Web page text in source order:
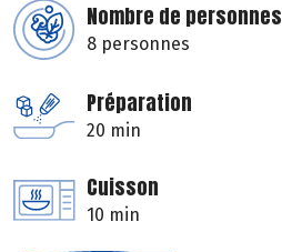
Nombre de personnes
8 personnes
Préparation
20 min
Cuisson
10 min